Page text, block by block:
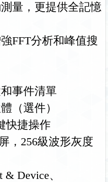
量，更提供全記憶
FFT分析和峰值搜
事件清單
（選件）
快捷操作
，256級波形灰度
Device、